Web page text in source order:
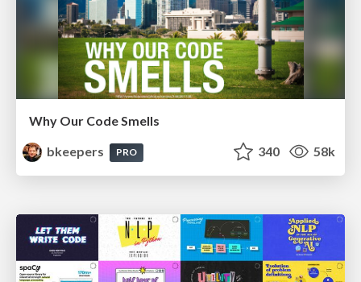
Why Our Code Smells
bkeepers
PRO 340 58k